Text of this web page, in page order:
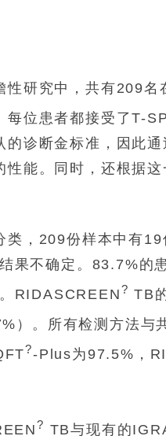
性研究中，共有209
每位患者都接受了T-
的诊断金标准，因此
性能。同时，还根据
类，209份样本中有
果不确定。83.7%的
RIDASCREEN? TB
）。所有检测方法与
?-Plus为97.5%，
? TB与现有的